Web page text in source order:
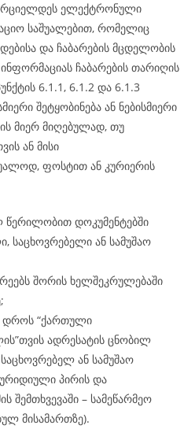
ელექტრონული
საშუალებით, რომელიც
და ჩაბარების მცდელობის
ჩაბარების თარიღის
6.1.1, 6.1.2 და 6.1.3
შეტყობინება ან ნებისმიერი
მიერ მიღებულად, თუ
ან მისი
ფოსტით ან კურიერის
წერილობით დოკუმენტებში
საცხოვრებელი ან სამუშაო
შორის ხელშეკრულებაში
დროს “ქართული
ადრესატის ცნობილ
ან სამუშაო
პირის და
შემთხვევაში – სამეწარმეო
მისამართზე).